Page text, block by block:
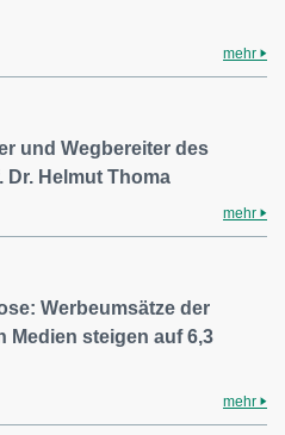
mehr
und Wegbereiter des
Helmut Thoma
mehr
Werbeumsätze der
Medien steigen auf 6,3
mehr